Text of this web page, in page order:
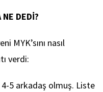
DEDİ?
MYK’sını nasıl
verdi:
5 arkadaş olmuş. Liste